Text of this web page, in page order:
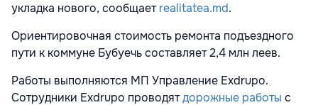
укладка нового, сообщаетrealitatea.md.
Ориентировочная стоимость ремонта подъездного
пути к коммуне Бубуечь составляет 2,4 млн леев.
Работы выполняются МП Управление Exdrupo.
Сотрудники Exdrupo проводятдорожные работы с